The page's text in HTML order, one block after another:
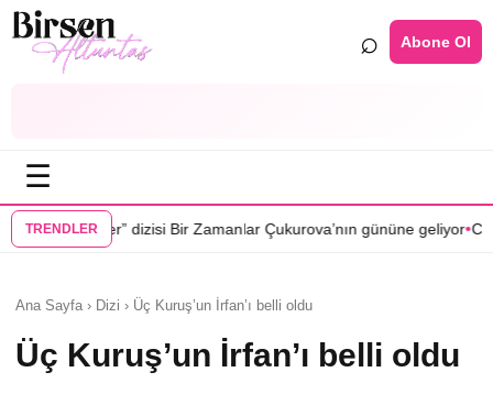
⌕ Abone Ol
☰
TRENDLER
Bir Zamanlar Çukurova’nın gününe geliyor•Cenan Çamyurdu
Ana Sayfa › Dizi › Üç Kuruş’un İrfan’ı belli oldu
Üç Kuruş’un İrfan’ı belli oldu